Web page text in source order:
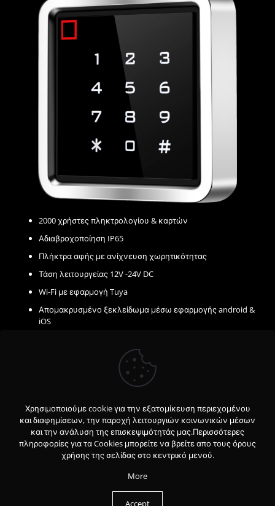
2000 χρήστες πληκτρολογίου & καρτών
Αδιαβροχοποίηση IP65
Πλήκτρα αφής με ανίχνευση χωρητικότητας
Τάση λειτουργείας 12V -24V DC
Wi-Fi με εφαρμογή Tuya
Απομακρυσμένο ξεκλείδωμα μέσω εφαρμογής android &
iOS
Έλεγχος αρχείων επισκεπτών
2026 CTC Electronic. All Rights Reserved.
Χρησιμοποιούμε cookie για την εξατομίκευση περιεχομένου
και διαφημίσεων, την παροχή λειτουργιών κοινωνικών μέσων
και την ανάλυση της επισκεψιμότητάς μας.Περισσότερες
πληροφορίες για τα Cookies μπορείτε να βρείτε απο τους όρους
χρήσης της σελίδας στο κεντρικό μενού.
More
Accept